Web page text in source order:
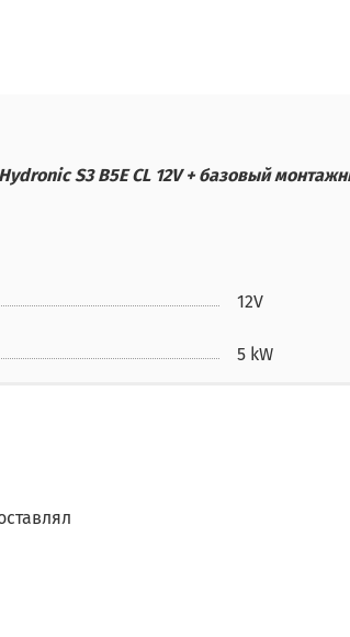
S3 B5E CL 12V + базовый
12V
5 kW